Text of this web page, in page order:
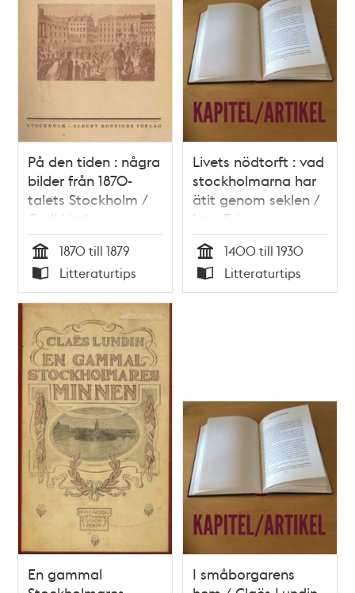
På den tiden : några
bilder från 1870-
talets Stockholm /
Gurli Linder
Tid
1870 till 1879
Typ
Litteraturtips
Livets nödtorft : vad
stockholmarna har
ätit genom seklen /
Lars Ericson
Tid
1400 till 1930
Typ
Litteraturtips
En gammal
I småborgarens